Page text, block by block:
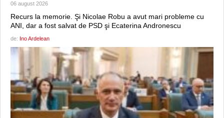
06 august 2026
Recurs la memorie. Şi Nicolae Robu a avut mari probleme cu
ANI, dar a fost salvat de PSD şi Ecaterina Andronescu
de: Ino Ardelean